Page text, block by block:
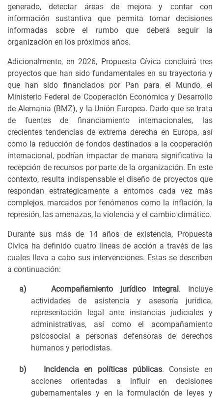
generado, detectar áreas de mejora y contar con
información sustantiva que permita tomar decisiones
informadas sobre el rumbo que deberá seguir la
organización en los próximos años.
Adicionalmente, en 2026, Propuesta Cívica concluirá tres
proyectos que han sido fundamentales en su trayectoria y
que han sido financiados por Pan para el Mundo, el
Ministerio Federal de Cooperación Económica y Desarrollo
de Alemania (BMZ), y la Unión Europea. Dado que se trata
de fuentes de financiamiento internacionales, las
crecientes tendencias de extrema derecha en Europa, así
como la reducción de fondos destinados a la cooperación
internacional, podrían impactar de manera significativa la
recepción de recursos por parte de la organización. En este
contexto, resulta indispensable el diseño de proyectos que
respondan estratégicamente a entornos cada vez más
complejos, marcados por fenómenos como la inflación, la
represión, las amenazas, la violencia y el cambio climático.
Durante sus más de 14 años de existencia, Propuesta
Cívica ha definido cuatro líneas de acción a través de las
cuales lleva a cabo sus intervenciones. Estas se describen
a continuación:
a) Acompañamiento jurídico integral. Incluye
actividades de asistencia y asesoría jurídica,
representación legal ante instancias judiciales y
administrativas, así como el acompañamiento
psicosocial a personas defensoras de derechos
humanos y periodistas.
b) Incidencia en políticas públicas. Consiste en
acciones orientadas a influir en decisiones
gubernamentales y en la formulación de leyes y